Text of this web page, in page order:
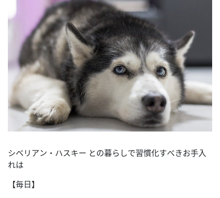
シベリアン・ハスキー との暮らしで習慣化すべきお手入
れは
【毎日】